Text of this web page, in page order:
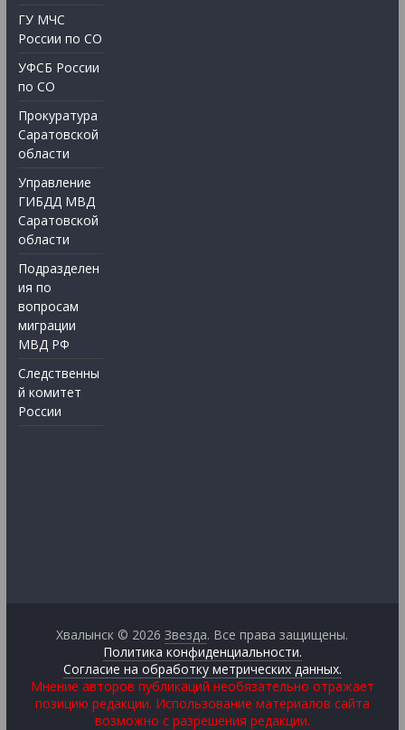
ГУ МЧС
России по СО
УФСБ России
по СО
Прокуратура
Саратовской
области
Управление
ГИБДД МВД
Саратовской
области
Подразделен
ия по
вопросам
миграции
МВД РФ
Следственны
й комитет
России
Хвалынск © 2026Звезда. Все права защищены.
Политика конфиденциальности.
Согласие на обработку метрических данных.
Мнение авторов публикаций необязательно отражает
позицию редакции. Использование материалов сайта
возможно с разрешения редакции.